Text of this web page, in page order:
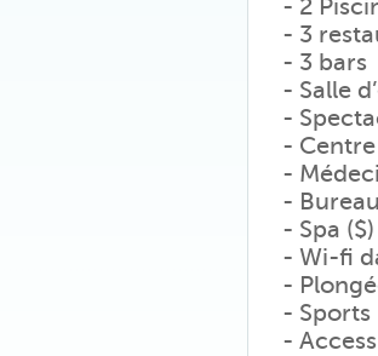
- 2
- 3
- 3 bars
- Salle
-
- Centre
-
-
- Spa ($)
- Wi-fi
-
-
-